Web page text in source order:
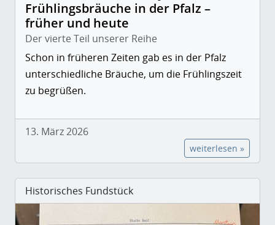
Frühlingsbräuche in der Pfalz –
früher und heute
Der vierte Teil unserer Reihe
Schon in früheren Zeiten gab es in der Pfalz
unterschiedliche Bräuche, um die Frühlingszeit
zu begrüßen.
13. März 2026
weiterlesen »
Historisches Fundstück